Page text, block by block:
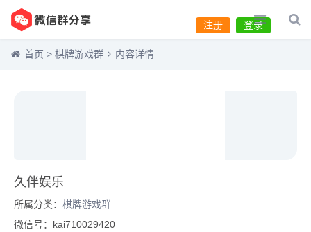
登录
注册
首页 > 棋牌游戏群 内容详情
久伴娱乐
所属分类： 棋牌游戏群
微信号：kai710029420